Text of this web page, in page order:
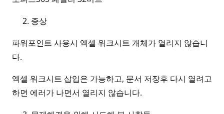
증상
파워포인트 사용시 엑셀 워크시트 개체가 열리지 않습니
다.
엑셀 워크시트 삽입은 가능하고, 문서 저장후 다시 열려고
하면 에러가 나면서 열리지 않습니다.